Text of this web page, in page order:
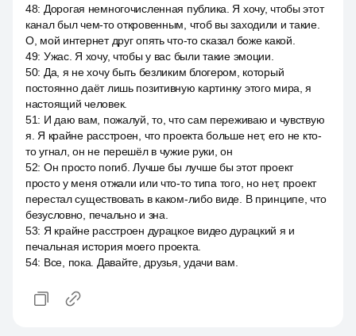
48: Дорогая немногочисленная публика. Я хочу, чтобы этот
канал был чем-то откровенным, чтоб вы заходили и такие.
О, мой интернет друг опять что-то сказал боже какой.
49: Ужас. Я хочу, чтобы у вас были такие эмоции.
50: Да, я не хочу быть безликим блогером, который
постоянно даёт лишь позитивную картинку этого мира, я
настоящий человек.
51: И даю вам, пожалуй, то, что сам переживаю и чувствую
я. Я крайне расстроен, что проекта больше нет, его не кто-
то угнал, он не перешёл в чужие руки, он
52: Он просто погиб. Лучше бы лучше бы этот проект
просто у меня отжали или что-то типа того, но нет, проект
перестал существовать в каком-либо виде. В принципе, что
безусловно, печально и зна.
53: Я крайне расстроен дурацкое видео дурацкий я и
печальная история моего проекта.
54: Все, пока. Давайте, друзья, удачи вам.